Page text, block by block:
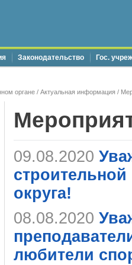
Законодательство Гос.
органе / Актуальная информация /
09.08.2020
строительной
округа!
08.08.2020
любители